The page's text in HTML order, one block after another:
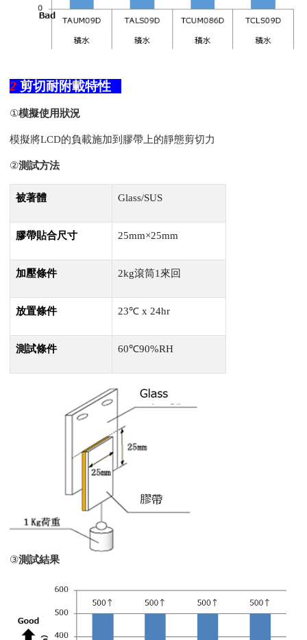
2 剪切耐附載特性
①模擬使用狀況
模擬將LCD的負載施加到膠帶上的靜態剪切力
②測試方法
被著體 Glass/SUS
膠帶貼合尺寸 25mm×25mm
加壓條件 2kg滾筒1來回
放置條件 23℃ x 24hr
測試條件 60℃90%RH
③測試結果